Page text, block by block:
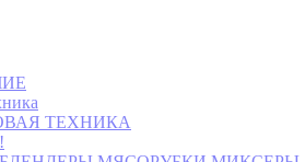
ТЕХНИКА
!